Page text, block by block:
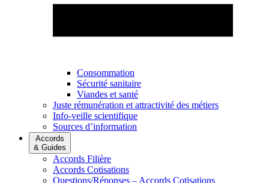
Consommation
Sécurité sanitaire
Viandes et santé
Juste rémunération et attractivité des métiers
Info-veille scientifique
Sources d’information
Accords
& Guides
Accords Filière
Accords Cotisations
Questions/Réponses – Accords Cotisations